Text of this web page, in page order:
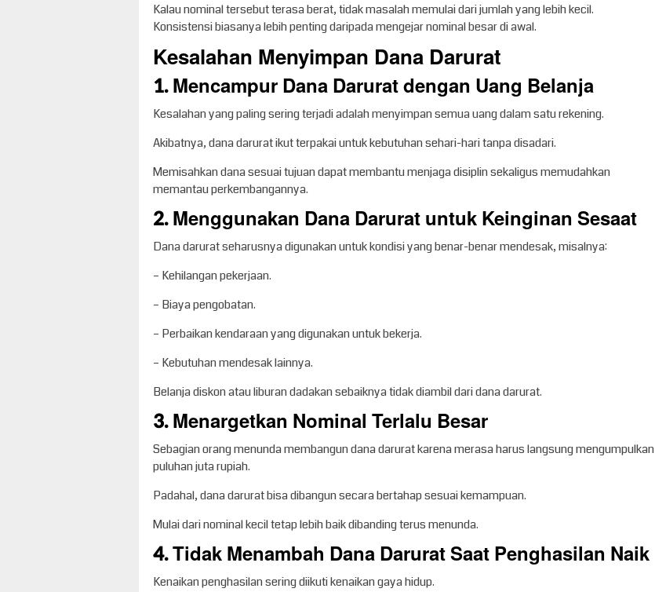
Kalau nominal tersebut terasa berat, tidak masalah memulai dari jumlah yang lebih kecil.
Konsistensi biasanya lebih penting daripada mengejar nominal besar di awal.
Kesalahan Menyimpan Dana Darurat
1. Mencampur Dana Darurat dengan Uang Belanja
Kesalahan yang paling sering terjadi adalah menyimpan semua uang dalam satu rekening.
Akibatnya, dana darurat ikut terpakai untuk kebutuhan sehari-hari tanpa disadari.
Memisahkan dana sesuai tujuan dapat membantu menjaga disiplin sekaligus memudahkan
memantau perkembangannya.
2. Menggunakan Dana Darurat untuk Keinginan Sesaat
Dana darurat seharusnya digunakan untuk kondisi yang benar-benar mendesak, misalnya:
– Kehilangan pekerjaan.
– Biaya pengobatan.
– Perbaikan kendaraan yang digunakan untuk bekerja.
– Kebutuhan mendesak lainnya.
Belanja diskon atau liburan dadakan sebaiknya tidak diambil dari dana darurat.
3. Menargetkan Nominal Terlalu Besar
Sebagian orang menunda membangun dana darurat karena merasa harus langsung mengumpulkan
puluhan juta rupiah.
Padahal, dana darurat bisa dibangun secara bertahap sesuai kemampuan.
Mulai dari nominal kecil tetap lebih baik dibanding terus menunda.
4. Tidak Menambah Dana Darurat Saat Penghasilan Naik
Kenaikan penghasilan sering diikuti kenaikan gaya hidup.